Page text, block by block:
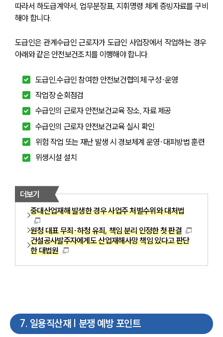
따라서 하도급계약서, 업무분장표, 지휘명령 체계 증빙자료를 구비
해야 합니다.
도급인은 관계수급인 근로자가 도급인 사업장에서 작업하는 경우
아래와 같은 안전보건조치를 이행해야 합니다.
도급인,수급인 참여한 안전보건협의체 구성·운영
작업장 순회점검
수급인의 근로자 안전보건교육 장소, 자료 제공
수급인의 근로자 안전보건교육 실시 확인
위험 작업 또는 재난 발생 시 경보체계 운영·대피방법 훈련
위생시설 설치
더보기
중대산업재해 발생한 경우 사업주 처벌수위와 대처법
원청 대표 무죄∙하청 유죄, 책임 분리 인정한 첫 판결
건설공사발주자에게도 산업재해사망 책임 있다고 판단
한 대법원
7. 일용직산재 | 분쟁 예방 포인트